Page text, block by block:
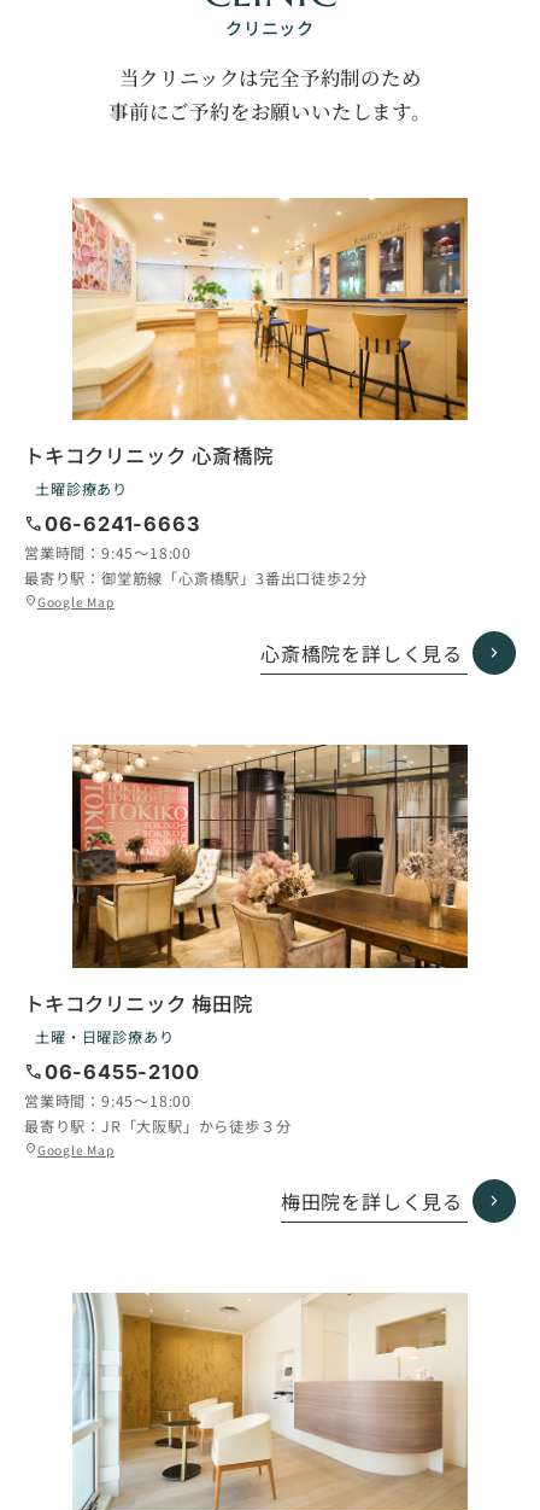
クリニック
当クリニックは完全予約制のため
事前にご予約をお願いいたします。
トキコクリニック 心斎橋院
土曜診療あり
call06-6241-6663
営業時間： 9:45〜18:00
最寄り駅： 御堂筋線「心斎橋駅」3番出口徒歩2分
location_onGoogle Map
グ
心斎橋院を詳しく見る
トキコクリニック 梅田院
土曜・日曜診療あり
call06-6455-2100
営業時間： 9:45〜18:00
最寄り駅： JR「大阪駅」から徒歩３分
location_onGoogle Map
グ
梅田院を詳しく見る